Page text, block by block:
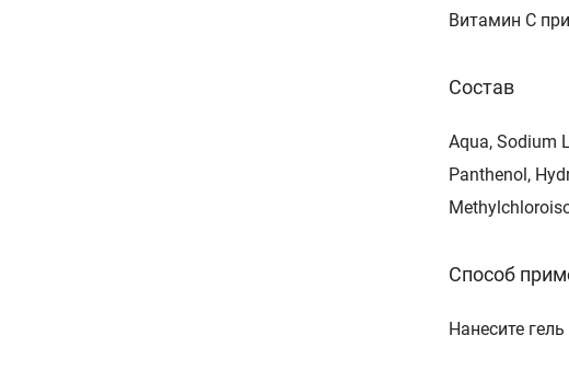
Витамин С
Состав
Aqua, Sodium
Panthenol,
Способ
Нанесите